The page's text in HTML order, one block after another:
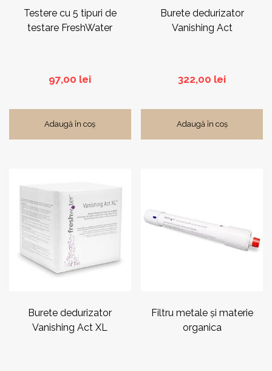
Testere cu 5 tipuri de
testare FreshWater
97,00 lei
Adaugă în coș
Burete dedurizator
Vanishing Act
322,00 lei
Adaugă în coș
Burete dedurizator
Vanishing Act XL
Filtru metale şi materie
organica